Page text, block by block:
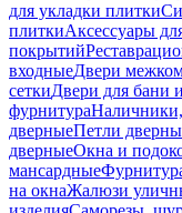
для укладки плитки
плиткиАксессуары
покрытий
входныеДвери
сеткиДвери для бани
фурнитура
дверныеПетли
дверныеОкна и
мансардные
на окнаЖалюзи